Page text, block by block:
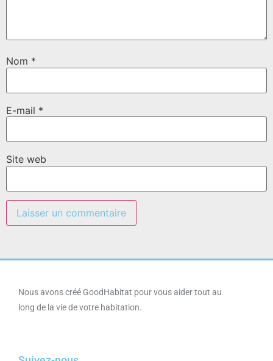
Nom *
E-mail *
Site web
Nous avons créé GoodHabitat pour vous aider tout au
long de la vie de votre habitation.